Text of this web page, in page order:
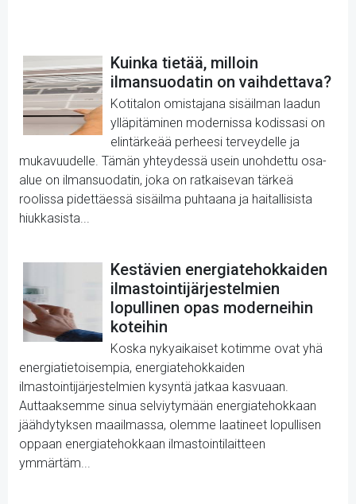
Kuinka tietää, milloin
ilmansuodatin on vaihdettava?
Kotitalon omistajana sisäilman laadun
ylläpitäminen modernissa kodissasi on
elintärkeää perheesi terveydelle ja
mukavuudelle. Tämän yhteydessä usein unohdettu osa-
alue on ilmansuodatin, joka on ratkaisevan tärkeä
roolissa pidettäessä sisäilma puhtaana ja haitallisista
hiukkasista...
Kestävien energiatehokkaiden
ilmastointijärjestelmien
lopullinen opas moderneihin
koteihin
Koska nykyaikaiset kotimme ovat yhä
energiatietoisempia, energiatehokkaiden
ilmastointijärjestelmien kysyntä jatkaa kasvuaan.
Auttaaksemme sinua selviytymään energiatehokkaan
jäähdytyksen maailmassa, olemme laatineet lopullisen
oppaan energiatehokkaan ilmastointilaitteen
ymmärtäm...